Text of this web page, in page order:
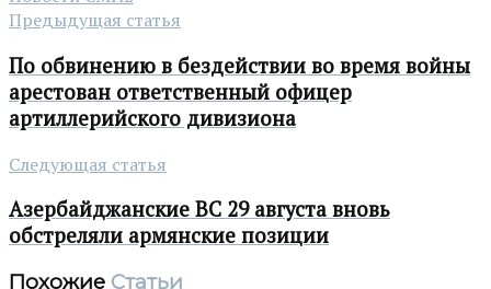
Предыдущая статья
По обвинению в бездействии во время войны
арестован ответственный офицер
артиллерийского дивизиона
Следующая статья
Азербайджанские ВС 29 августа вновь
обстреляли армянские позиции
Похожие Статьи